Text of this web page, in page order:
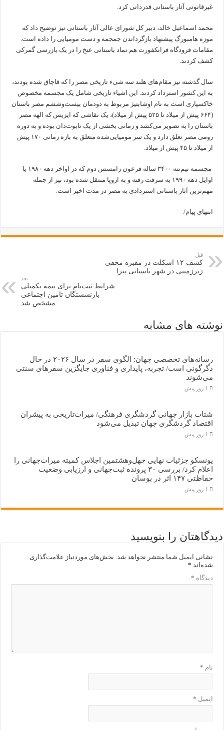
غیرقانونی آثار باستانی قدردانی کرد.
محمد اسماعیل خالد، دبیر کل شورای عالی آثار باستانی نیز توضیح داد که
موزه هامبورگ پیشنهاد بازگرداندن جمجمه و دست مومیایی را داده است.
مقامات فرودگاه فرانکفورت هم نماد باستانی عنخ را در یک بازرسی گمرکی
کشف کردند.
سال گذشته نیز مقام‌های هلند سه شیء تاریخی مصر را که قاچاق شده بودند،
به این کشور استرداد کردند. این اشیاء تاریخی شامل یک مجسمه مخصوص
خاکسپاری است به نام اوشابتیژ مربوط به دودمان بیست‌وششم مصر باستان
(۶۶۴ پیش از میلاد تا ۵۲۵ پیش از میلاد)، یک نقاشی که ایزیس که الهه مصر
باستان را به تصویر می‌کشد و زمانی بخشی از یک تابوت‌دان بوده و به دوره
رومی مصر تعلق دارد و یک سر مومیایی‌شده متعلق به بازه زمانی ۱۷۰ پیش
از میلاد تا ۴۵ پیش از میلاد.
مجسمه نیم‌تنه ۳۴۰۰ ساله فرعون رامسس دوم که در اواخر دهه ۱۹۸۰ یا
اوایل دهه ۱۹۹۰ به سرقت رفته و به اروپا منتقل شده بود، نیز از جمله
مهم‌ترین آثار باستانی استردادی به مصر در مدت اخیر است.
انتهای پیام/
قبل
کشف ۱۲ اسکلت در مقبره مخفی
زیرزمینی در شهر باستانی پترا
بعد
شرایط ثبت‌نام برای بیمه تکمیلی
بازنشستگان تامین اجتماعی
مشخص شد
نوشته های مشابه
رسانه‌های تخصصی جهان: الگوی سفر در سال ۲۰۲۶ در حال
دگرگونی است/ تجربه، پایداری و فناوری جایگزین سفرهای سنتی
می‌شوند
1 روز پیش
شتاب بازار جهانی گردشگری فرهنگی/ میراث‌تاریخی به پیشران
اقتصاد گردشگری جهان تبدیل می‌شود
1 روز پیش
یونسکو جزئیات نهایی چهل‌وهشتمین اجلاس کمیته میراث‌جهانی را
اعلام کرد/ بررسی ۳۰ پرونده ثبت‌جهانی و ارزیابی وضعیت
حفاظتی ۱۴۷ اثر در بوسان
1 روز پیش
دیدگاهتان را بنویسید
نشانی ایمیل شما منتشر نخواهد شد. بخش‌های موردنیاز علامت‌گذاری
شده‌اند *
دیدگاه *
نام *
ایمیل *